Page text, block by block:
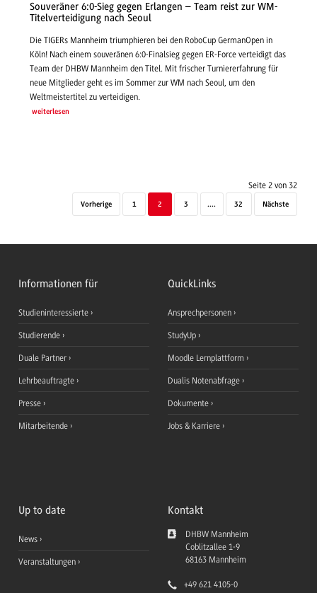
Souveräner 6:0-Sieg gegen Erlangen – Team reist zur WM-
Titelverteidigung nach Seoul
Die TIGERs Mannheim triumphieren bei den RoboCup GermanOpen in
Köln! Nach einem souveränen 6:0-Finalsieg gegen ER-Force verteidigt das
Team der DHBW Mannheim den Titel. Mit frischer Turniererfahrung für
neue Mitglieder geht es im Sommer zur WM nach Seoul, um den
Weltmeistertitel zu verteidigen.
weiterlesen
Seite 2 von 32
Vorherige 1 2 3 .... 32 Nächste
Informationen für
Studieninteressierte
Studierende
Duale Partner
Lehrbeauftragte
Presse
Mitarbeitende
QuickLinks
Ansprechpersonen
StudyUp
Moodle Lernplattform
Dualis Notenabfrage
Dokumente
Jobs & Karriere
Up to date
News
Veranstaltungen
Kontakt
DHBW Mannheim
Coblitzallee 1-9
68163 Mannheim
+49 621 4105-0